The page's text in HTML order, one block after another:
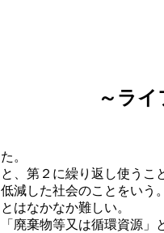
～ラ
。
第２に繰り返し使う
減した社会のことをい
はなかなか難しい。
棄物等又は循環資源